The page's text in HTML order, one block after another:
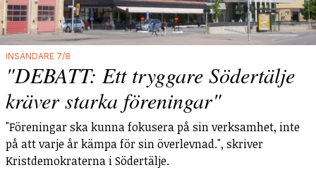
INSÄNDARE 7/8
"DEBATT: Ett tryggare Södertälje
kräver starka föreningar"
"Föreningar ska kunna fokusera på sin verksamhet, inte
på att varje år kämpa för sin överlevnad.", skriver
Kristdemokraterna i Södertälje.